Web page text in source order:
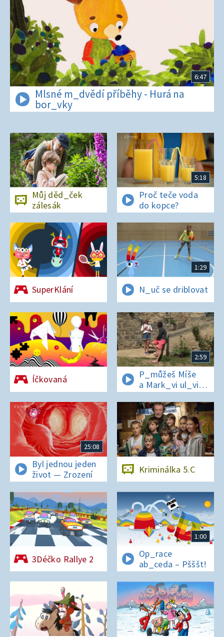
6:47
Mlsné m_dvědí příběhy - Hurá na
bor_vky
Můj děd_ček
zálesák
5:18
Proč teče voda
do kopce?
SuperKlání
1:29
N_uč se driblovat
Íčkovaná
2:59
P_můžeš Míše
a Mark_vi ul_vit
hesl_ na zámku
v Nelahezevsi?
25:08
Byl jednou jeden
život — Zrození
Kriminálka 5.C
3Déčko Rallye 2
1:00
Op_race
ab_ceda – Pšššt!